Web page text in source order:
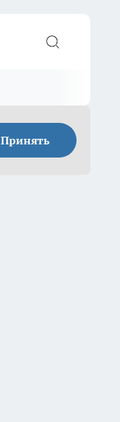
Принять